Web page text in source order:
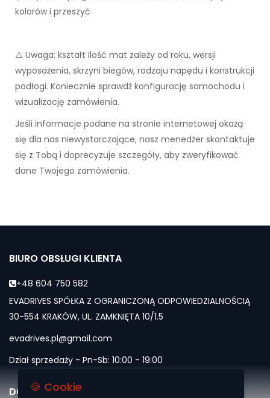
kolorów i przeszyć
⚠️ Uwaga: kształt Ilość mat zależy od roku, wersji
wyposażenia, skrzyni biegów, rodzaju napędu i konstrukcji
podłogi. Koniecznie sprawdź konfigurację samochodu i
wizualizację zamówienia.
Jeśli informacje podane na stronie internetowej okażą
się dla nas niewystarczające, nasz menedżer skontaktuje
się z Tobą i doprecyzuje szczegóły, aby zweryfikować
dane Twojego zamówienia.
BIURO OBSŁUGI KLIENTA
+48 604 750 582
EVADRIVES SPÓŁKA Z OGRANICZONĄ ODPOWIEDZIALNOŚCIĄ
30-554 KRAKÓW, UL. ZAMKNIĘTA 10/1.5
evadrives.pl@gmail.com
Dział sprzedaży - Pn-Sb: 10:00 - 19:00
DOŁĄCZ DO NAS
🍪 Cookie